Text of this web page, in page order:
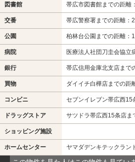
図書館 帯広市図書館までの距離
交番 帯広警察署までの距離：
公園 柏林台公園までの距離：
病院 医療法人社団刀圭会協立
銀行 帯広信用金庫北支店まで
買物 ダイイチ白樺店までの距
コンビニ セブンイレブン帯広西
ドラッグストア サツドラ帯広西15条店ま
ショッピング施設
ホームセンター ヤマダデンキテックラン